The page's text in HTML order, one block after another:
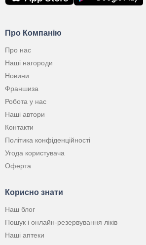
Про Компанію
Про нас
Наші нагороди
Новини
Франшиза
Робота у нас
Наші автори
Контакти
Політика конфіденційності
Угода користувача
Оферта
Корисно знати
Наш блог
Пошук і онлайн-резервування ліків
Наші аптеки